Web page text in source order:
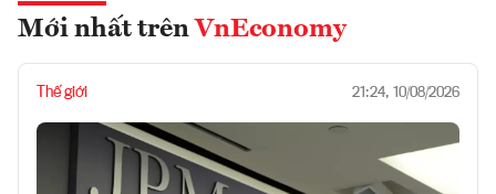
Mới nhất trên VnEconomy
Thế giới 21:24, 10/08/2026